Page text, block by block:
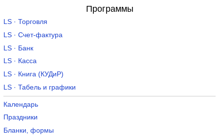
Программы
LS · Торговля
LS · Счет-фактура
LS · Банк
LS · Касса
LS · Книга (КУДиР)
LS · Табель и графики
Календарь
Праздники
Бланки, формы